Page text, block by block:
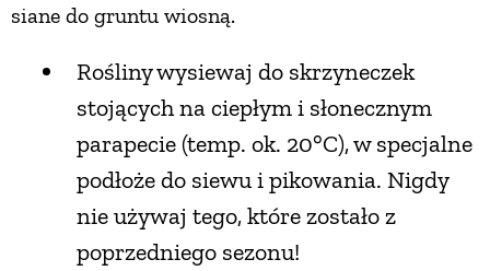
siane do gruntu wiosną.
Rośliny wysiewaj do skrzyneczek
stojących na ciepłym i słonecznym
parapecie (temp. ok. 20°C), w specjalne
podłoże do siewu i pikowania. Nigdy
nie używaj tego, które zostało z
poprzedniego sezonu!
INNE